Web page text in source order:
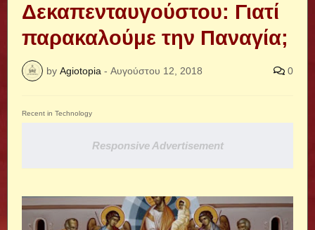
Δεκαπενταυγούστου: Γιατί
παρακαλούμε την Παναγία;
by Agiotopia - Αυγούστου 12, 2018 0
Recent in Technology
Responsive Advertisement